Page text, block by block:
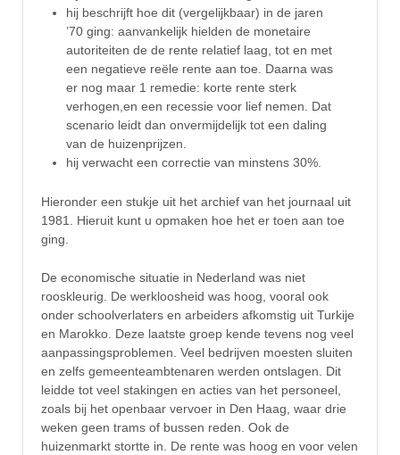
hij beschrijft hoe dit (vergelijkbaar) in de jaren
’70 ging: aanvankelijk hielden de monetaire
autoriteiten de de rente relatief laag, tot en met
een negatieve reële rente aan toe. Daarna was
er nog maar 1 remedie: korte rente sterk
verhogen,en een recessie voor lief nemen. Dat
scenario leidt dan onvermijdelijk tot een daling
van de huizenprijzen.
hij verwacht een correctie van minstens 30%.
Hieronder een stukje uit het archief van het journaal uit
1981. Hieruit kunt u opmaken hoe het er toen aan toe
ging.
De economische situatie in Nederland was niet
rooskleurig. De werkloosheid was hoog, vooral ook
onder schoolverlaters en arbeiders afkomstig uit Turkije
en Marokko. Deze laatste groep kende tevens nog veel
aanpassingsproblemen. Veel bedrijven moesten sluiten
en zelfs gemeenteambtenaren werden ontslagen. Dit
leidde tot veel stakingen en acties van het personeel,
zoals bij het openbaar vervoer in Den Haag, waar drie
weken geen trams of bussen reden. Ook de
huizenmarkt stortte in. De rente was hoog en voor velen